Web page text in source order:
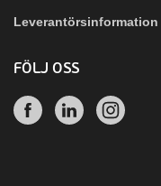
Leverantörsinformation
FÖLJ OSS